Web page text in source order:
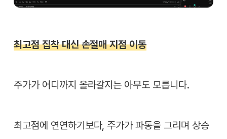
최고점 집착 대신 손절매 지점 이동
주가가 어디까지 올라갈지는 아무도 모릅니다.
최고점에 연연하기보다, 주가가 파동을 그리며 상승